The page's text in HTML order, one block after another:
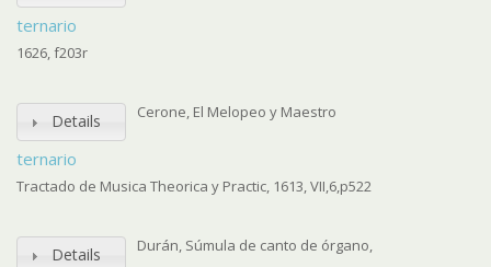
ternario
1626, f203r
Details
ternario
Cerone, El Melopeo y Maestro
Tractado de Musica Theorica y Practic, 1613, VII,6,p522
Details Durán, Súmula de canto de órgano,